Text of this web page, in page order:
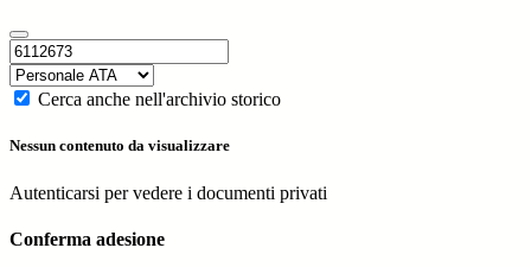
Cerca anche nell'archivio storico
Nessun contenuto da visualizzare
Autenticarsi per vedere i documenti privati
Conferma adesione